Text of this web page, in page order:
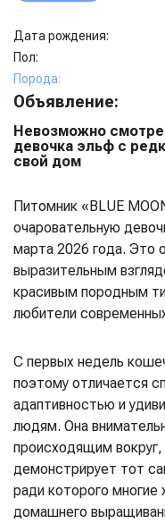
Дата рождения:
Пол:
Порода:
Объявление:
Невозможно
девочка эльф с
свой дом
Питомник «BLUE
очаровательную
марта 2026 года. Это
выразительным
красивым породным
любители
С первых недель
поэтому отличается
адаптивностью и
людям. Она
происходящим
демонстрирует тот
ради которого многие
домашнего